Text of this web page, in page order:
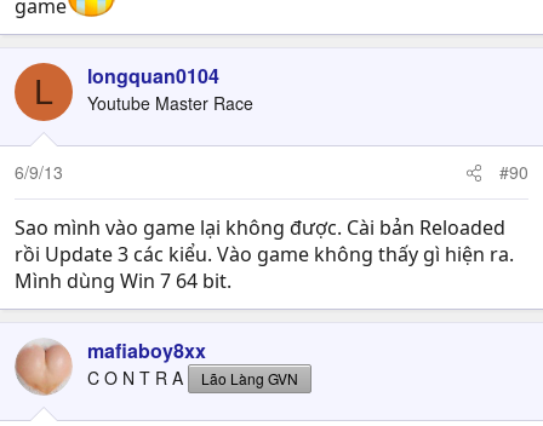
game
L longquan0104
Youtube Master Race
6/9/13 #90
Sao mình vào game lại không được. Cài bản Reloaded
rồi Update 3 các kiểu. Vào game không thấy gì hiện ra.
Mình dùng Win 7 64 bit.
mafiaboy8xx
C O N T R A Lão Làng GVN